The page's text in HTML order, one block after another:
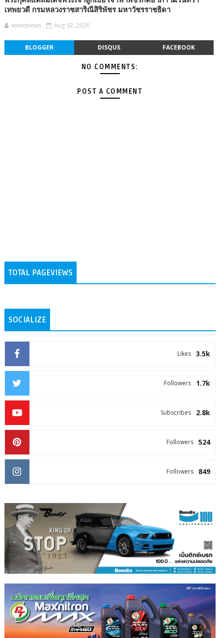
เทพยวดี กรมหลวงราชสาริณีสิริพัชร มหาวัชรราชธิดา
wowsnews Aug 02, 2026
BLOGGER DISQUS FACEBOOK
NO COMMENTS:
POST A COMMENT
TOTAL PAGEVIEWS
SOCIALIZE
3.5k
Likes
1.7k
Followers
2.8k
Subscribes
524
Followers
849
Followers